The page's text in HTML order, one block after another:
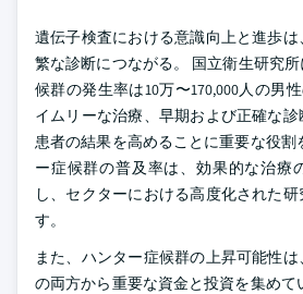
遺伝子検査における意識向上と進歩
繁な診断につながる。 国立衛生研究
候群の発生率は10万〜170,000人の男
イムリーな治療、早期および正確な診
患者の結果を高めることに重要な役割
ー症候群の普及率は、効果的な治療
し、セクターにおける高度化された
す。
また、ハンター症候群の上昇可能性
の両方から重要な資金と投資を集めて